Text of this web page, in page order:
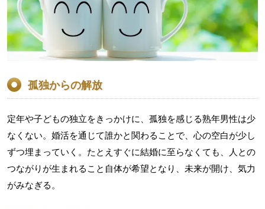
孤独からの解放
定年や子どもの独立をきっかけに、孤独を感じる熟年男性は少
なくない。婚活を通じて誰かと関わることで、心の空白が少し
ずつ埋まっていく。たとえすぐに結婚に至らなくても、人との
つながりが生まれること自体が希望となり、未来が開け、気力
がみなぎる。